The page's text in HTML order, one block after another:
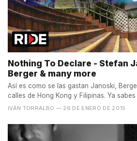
Nothing To Declare - Stefan
Berger & many more
Así es como se las gastan Janoski,
calles de Hong Kong y Filipinas. Ya
IVÁN TORRALBO — 26 DE ENERO DE 2015